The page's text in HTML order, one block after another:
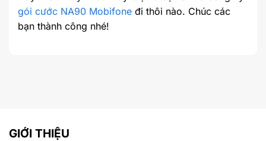
gói cước NA90 Mobifone đi thôi nào. Chúc các
bạn thành công nhé!
GIỚI THIỆU